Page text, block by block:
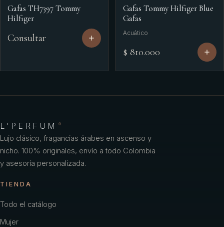
Gafas TH7397 Tommy
Hilfiger
Consultar
Gafas Tommy Hilfiger Blue
Gafas
Acuático
$ 810.000
L'PERFUM ®
Lujo clásico, fragancias árabes en ascenso y
nicho. 100% originales, envío a todo Colombia
y asesoría personalizada.
TIENDA
Todo el catálogo
Mujer